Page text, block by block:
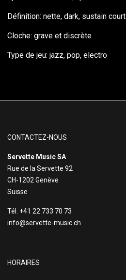
Définition: nette, dark, sustain court
Cloche: grave et discrète
Type de jeu: jazz, pop, electro
CONTACTEZ-NOUS
Servette Music SA
Rue de la Servette 92
CH-1202 Genève
Suisse
Tél. +41 22 733 70 73
info@servette-music.ch
HORAIRES